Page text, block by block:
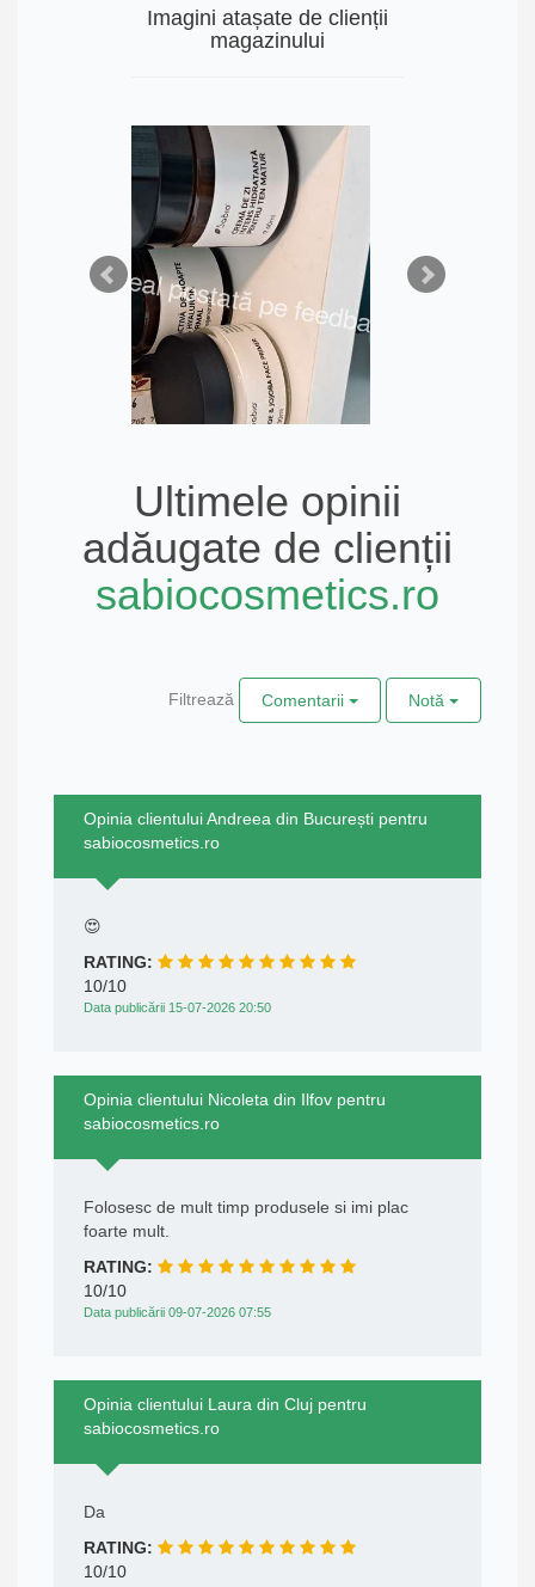
Imagini atașate de clienții
magazinului
Ultimele opinii
adăugate de clienții
sabiocosmetics.ro
Filtrează Comentarii Notă
Opinia clientului Andreea din București pentru
sabiocosmetics.ro
😍
RATING:
10/10
Data publicării 15-07-2026 20:50
Opinia clientului Nicoleta din Ilfov pentru
sabiocosmetics.ro
Folosesc de mult timp produsele si imi plac
foarte mult.
RATING:
10/10
Data publicării 09-07-2026 07:55
Opinia clientului Laura din Cluj pentru
sabiocosmetics.ro
Da
RATING:
10/10